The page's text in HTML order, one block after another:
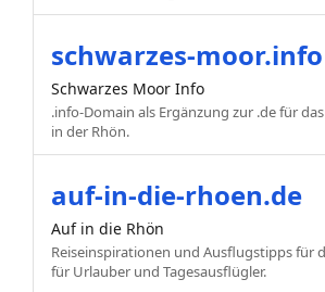
schwarzes-moor.info
Schwarzes Moor Info
.info-Domain als Ergänzung zur .de für
in der Rhön.
auf-in-die-rhoen.de
Auf in die Rhön
Reiseinspirationen und Ausflugstipps für
für Urlauber und Tagesausflügler.